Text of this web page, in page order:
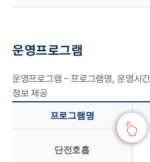
운영프로그램
운영프로그램 - 프로그램명, 운영시
정보 제공
프로그램명
단전호흡